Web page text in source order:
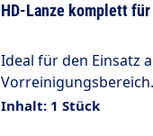
HD-Lanze komplett
Ideal für den Einsatz
Pistole ST-1100 starre
Inhalt: 1 Stück